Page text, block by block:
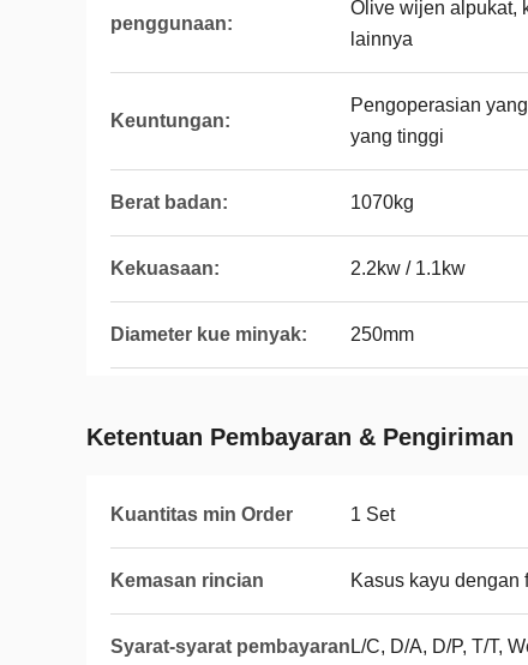
penggunaan:
Olive wijen alpukat,
lainnya
Keuntungan:
Pengoperasian
yang tinggi
Berat badan: 1070kg
Kekuasaan: 2.2kw / 1.1kw
Diameter kue minyak: 250mm
Ketentuan Pembayaran & Pengiriman
Kuantitas min Order 1 Set
Kemasan rincian Kasus kayu dengan
Syarat-syarat pembayaran L/C, D/A, D/P, T/T,